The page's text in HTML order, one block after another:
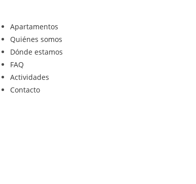
contenido
Apartamentos
Quiénes somos
Dónde estamos
FAQ
Actividades
Contacto